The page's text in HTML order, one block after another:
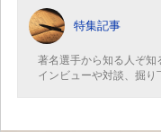
特集記事
著名選手から知る人ぞ知
インビューや対談、掘り